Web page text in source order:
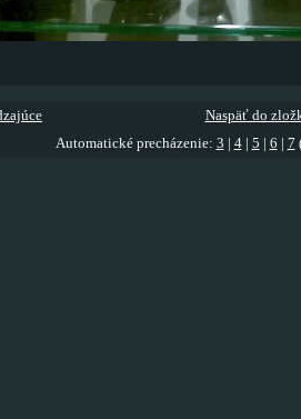
Naspäť do
Automatické precházenie: 3 4| 5 6 7